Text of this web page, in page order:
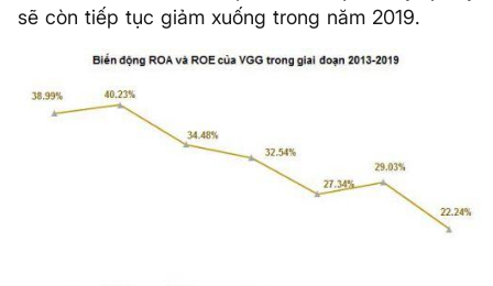
sẽ còn tiếp tục giảm xuống trong năm 2019.